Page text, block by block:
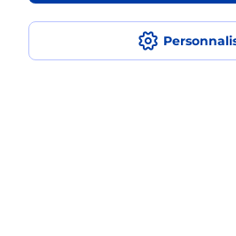
Quel est le prix d’une